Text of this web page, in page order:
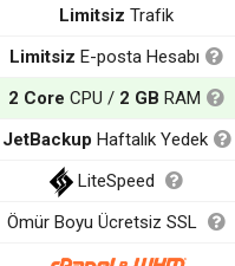
Limitsiz Trafik
Limitsiz E-posta Hesabı
2 CoreCPU / 2 GB RAM
JetBackup Haftalık Yedek
LiteSpeed
Ömür Boyu Ücretsiz SSL